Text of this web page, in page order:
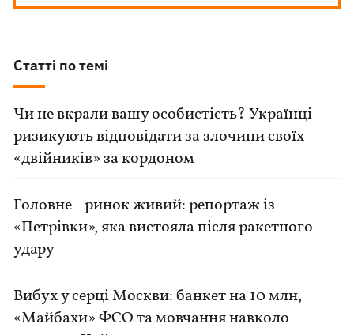
Статті по темі
Чи не вкрали вашу особистість? Українці
ризикують відповідати за злочини своїх
«двійників» за кордоном
Головне - ринок живий: репортаж із
«Петрівки», яка вистояла після ракетного
удару
Вибух у серці Москви: банкет на 10 млн,
«Майбахи» ФСО та мовчання навколо